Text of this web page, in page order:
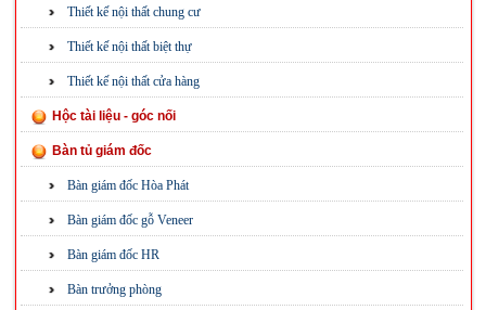
Thiết kế nội thất chung cư
Thiết kế nội thất biệt thự
Thiết kế nội thất cửa hàng
Hộc tài liệu - góc nối
Bàn tủ giám đốc
Bàn giám đốc Hòa Phát
Bàn giám đốc gỗ Veneer
Bàn giám đốc HR
Bàn trưởng phòng